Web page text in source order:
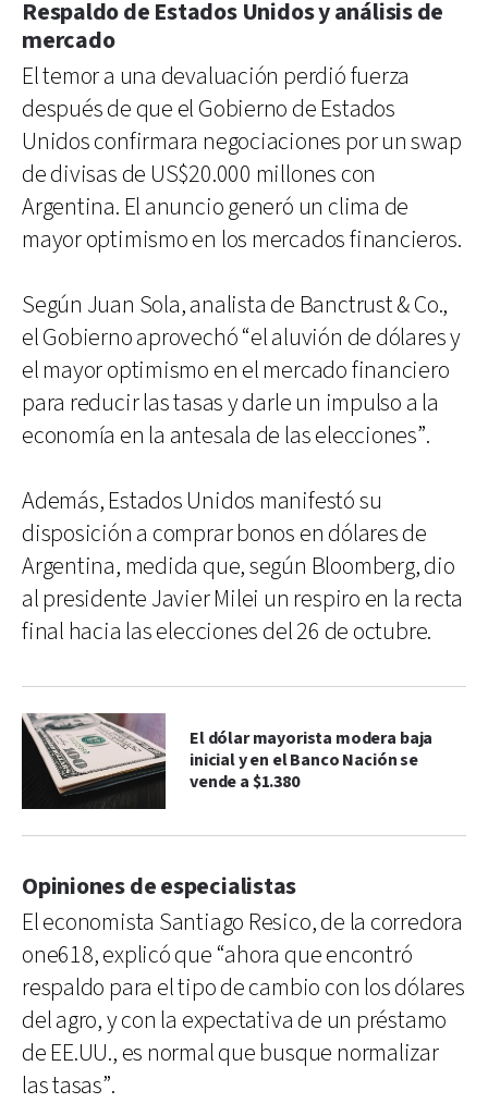
Respaldo de Estados Unidos y análisis de
mercado
El temor a una devaluación perdió fuerza
después de que el Gobierno de Estados
Unidos confirmara negociaciones por un swap
de divisas de US$20.000 millones con
Argentina. El anuncio generó un clima de
mayor optimismo en los mercados financieros.
Según Juan Sola, analista de Banctrust & Co.,
el Gobierno aprovechó “el aluvión de dólares y
el mayor optimismo en el mercado financiero
para reducir las tasas y darle un impulso a la
economía en la antesala de las elecciones”.
Además, Estados Unidos manifestó su
disposición a comprar bonos en dólares de
Argentina, medida que, según Bloomberg, dio
al presidente Javier Milei un respiro en la recta
final hacia las elecciones del 26 de octubre.
El dólar mayorista modera baja
inicial y en el Banco Nación se
vende a $1.380
Opiniones de especialistas
El economista Santiago Resico, de la corredora
one618, explicó que “ahora que encontró
respaldo para el tipo de cambio con los dólares
del agro, y con la expectativa de un préstamo
de EE.UU., es normal que busque normalizar
las tasas”.